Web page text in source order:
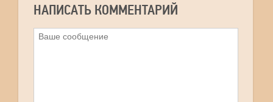
НАПИСАТЬ КОММЕНТАРИЙ